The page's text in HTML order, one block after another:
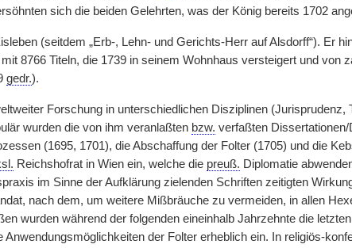
sich die beiden Gelehrten, was der König bereits 1702
(seitdem „Erb-, Lehn- und Gerichts-Herr auf Alsdorff“). Er
8766 Titeln, die 1739 in seinem Wohnhaus versteigert und von
gedr.).
Forschung in unterschiedlichen Disziplinen (Jurisprudenz,
wurden die von ihm veranlaßten bzw. verfaßten
(1695, 1701), die Abschaffung der Folter (1705) und die
Reichshofrat in Wien ein, welche die preuß. Diplomatie
im Sinne der Aufklärung zielenden Schriften zeitigten
nach dem, um weitere Mißbräuche zu vermeiden, in allen
wurden während der folgenden eineinhalb Jahrzehnte die
Anwendungsmöglichkeiten der Folter erheblich ein. In religiös-